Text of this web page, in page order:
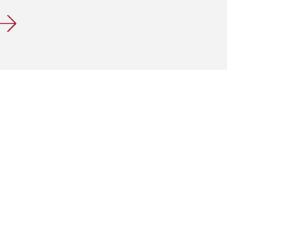
Sekretariat für Mittelalterliche Geschichte und